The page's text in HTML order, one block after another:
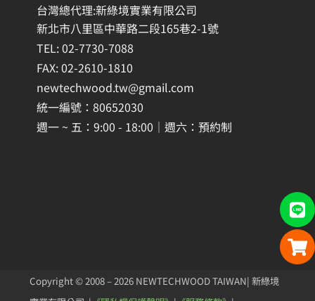
台灣總代理:新綠境實業有限公司
新北市八里區中華路二段165巷2-1號
TEL: 02-7730-7088
FAX: 02-2610-1810
newtechwood.tw@gmail.com
統一編號：80652030
週一 ~ 五：9:00 - 18:00｜週六：預約制
Copyright © 2008 – 2026 NEWTECHWOOD TAIWAN| 新綠境